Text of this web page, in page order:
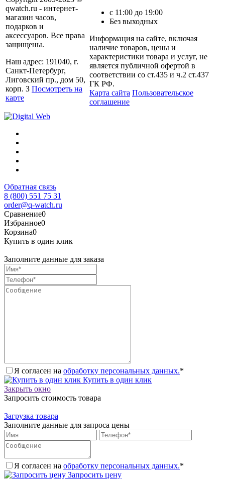
qwatch.ru - интернет-
магазин часов,
подарков и
аксессуаров. Все права
защищены.
Наш адрес: 191040, г.
Санкт-Петербург,
Лиговский пр., дом 50,
корп. З Посмотреть на
карте
с 11:00 до 19:00
Без выходных
Информация на сайте, включая
наличие товаров, цены и
характеристики товара и услуг, не
является публичной офертой в
соответствии со ст.435 и ч.2 ст.437
ГК РФ.
Карта сайта Пользовательское
соглашение
Обратная связь
8 (800) 551 75 31
order@q-watch.ru
Сравнение0
Избранное0
Корзина0
Купить в один клик
Заполните данные для заказа
Я согласен на обработку персональных данных.*
Купить в один клик
Закрыть окно
Запросить стоимость товара
Загрузка товара
Заполните данные для запроса цены
Я согласен на обработку персональных данных.*
Запросить цену